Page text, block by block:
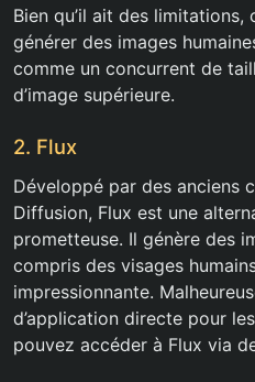
Bien qu’il ait des limitations,
générer des images
comme un concurrent de
d’image supérieure.
2. Flux
Développé par des anciens
Diffusion, Flux est une
prometteuse. Il génère des
compris des visages
impressionnante.
d’application directe pour
pouvez accéder à Flux via